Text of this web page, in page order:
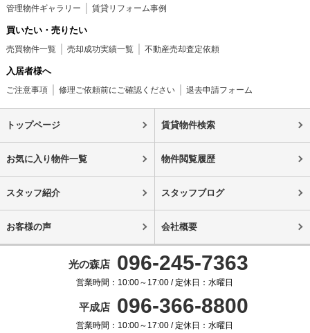
管理物件ギャラリー
賃貸リフォーム事例
買いたい・売りたい
売買物件一覧 売却成功実績一覧 不動産売却査定依頼
入居者様へ
ご注意事項 修理ご依頼前にご確認ください 退去申請フォーム
トップページ 賃貸物件検索
お気に入り物件一覧 物件閲覧履歴
スタッフ紹介 スタッフブログ
お客様の声 会社概要
光の森店 096-245-7363
営業時間：10:00～17:00 / 定休日：水曜日
平成店 096-366-8800
営業時間：10:00～17:00 / 定休日：水曜日